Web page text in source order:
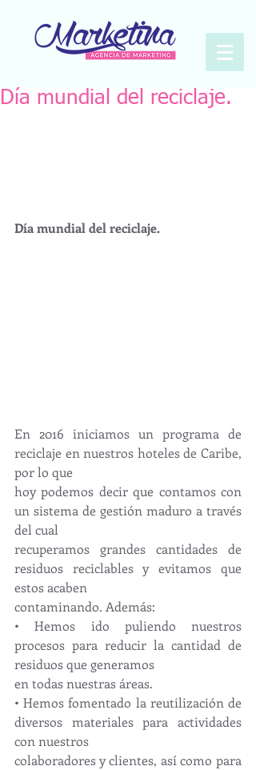
Día mundial del reciclaje.
Día mundial del reciclaje.
En 2016 iniciamos un programa de
reciclaje en nuestros hoteles de Caribe,
por lo que
hoy podemos decir que contamos con
un sistema de gestión maduro a través
del cual
recuperamos grandes cantidades de
residuos reciclables y evitamos que
estos acaben
contaminando. Además:
• Hemos ido puliendo nuestros
procesos para reducir la cantidad de
residuos que generamos
en todas nuestras áreas.
• Hemos fomentado la reutilización de
diversos materiales para actividades
con nuestros
colaboradores y clientes, así como para